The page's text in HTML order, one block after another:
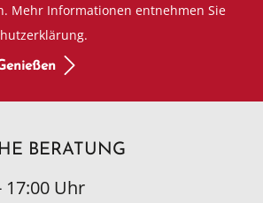
Mehr Informationen entnehmen Sie
BERATUNG
17:00 Uhr